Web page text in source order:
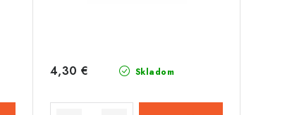
Skladom
4,30 €